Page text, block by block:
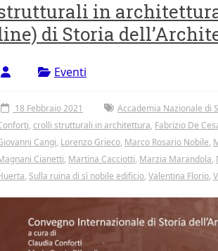
in
di Storia
Eventi
18 Febbraio 2021 Accademia Nazionale di
, crolli strutturali in architettura, Fabrizio De
Cangi, Lorenzo Grieco, Marco Rosario Nobile,
Cianetti, Martina Cacciotti, Marzia Marandola,
, Sulla ruina di sì nobile edificio, Valentina Florio,